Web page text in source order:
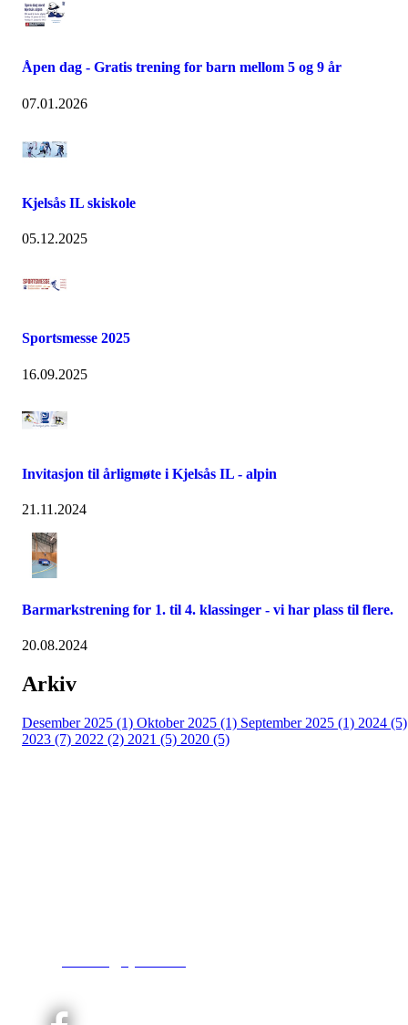
Åpen dag - Gratis trening for barn mellom 5 og 9 år
07.01.2026
Kjelsås IL skiskole
05.12.2025
Sportsmesse 2025
16.09.2025
Invitasjon til årligmøte i Kjelsås IL - alpin
21.11.2024
Barmarkstrening for 1. til 4. klassinger - vi har plass til flere.
20.08.2024
Arkiv
Desember 2025 (1) Oktober 2025 (1) September 2025 (1) 2024 (5)
2023 (7) 2022 (2) 2021 (5) 2020 (5)